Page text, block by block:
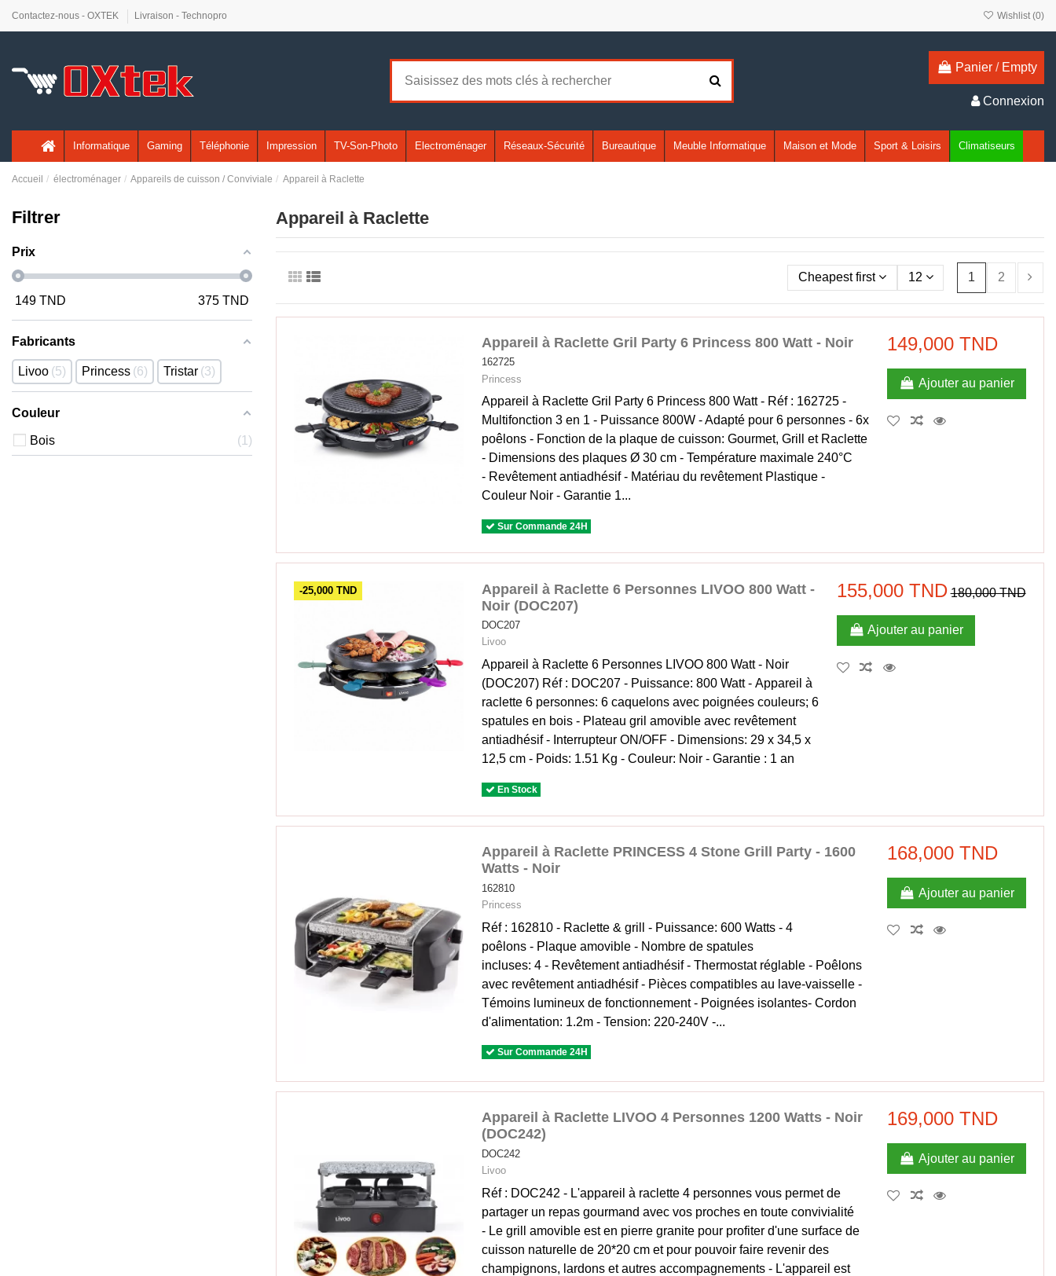
Contactez-nous - OXTEK Livraison - Technopro Wishlist (0)
Panier / Empty
Connexion
Informatique Gaming Téléphonie Impression TV-Son-Photo Electroménager Réseaux-Sécurité Bureautique Meuble Informatique Maison et Mode Sport & Loisirs Climatiseurs
Accueil électroménager Appareils de cuisson / Conviviale Appareil à Raclette
Appareil à Raclette
Cheapest first 12 1 2
Appareil à Raclette Gril Party 6 Princess 800 Watt - Noir
162725
Princess
Appareil à Raclette Gril Party 6 Princess 800 Watt - Réf : 162725 -
Multifonction 3 en 1 - Puissance 800W - Adapté pour 6 personnes - 6x
poêlons - Fonction de la plaque de cuisson: Gourmet, Grill et Raclette
- Dimensions des plaques Ø 30 cm - Température maximale 240°C
- Revêtement antiadhésif - Matériau du revêtement Plastique -
Couleur Noir - Garantie 1...
Sur Commande 24H
149,000 TND
Ajouter au panier
-25,000 TND
Appareil à Raclette 6 Personnes LIVOO 800 Watt -
Noir (DOC207)
DOC207
Livoo
Appareil à Raclette 6 Personnes LIVOO 800 Watt - Noir
(DOC207) Réf : DOC207 - Puissance: 800 Watt - Appareil à
raclette 6 personnes: 6 caquelons avec poignées couleurs; 6
spatules en bois - Plateau gril amovible avec revêtement
antiadhésif - Interrupteur ON/OFF - Dimensions: 29 x 34,5 x
12,5 cm - Poids: 1.51 Kg - Couleur: Noir - Garantie : 1 an
En Stock
155,000 TND 180,000 TND
Ajouter au panier
Appareil à Raclette PRINCESS 4 Stone Grill Party - 1600
Watts - Noir
162810
Princess
Réf : 162810 - Raclette & grill - Puissance: 600 Watts - 4
poêlons - Plaque amovible - Nombre de spatules
incluses: 4 - Revêtement antiadhésif - Thermostat réglable - Poêlons
avec revêtement antiadhésif - Pièces compatibles au lave-vaisselle -
Témoins lumineux de fonctionnement - Poignées isolantes- Cordon
d'alimentation: 1.2m - Tension: 220-240V -...
Sur Commande 24H
168,000 TND
Ajouter au panier
Appareil à Raclette LIVOO 4 Personnes 1200 Watts - Noir
(DOC242)
DOC242
Livoo
Réf : DOC242 - L'appareil à raclette 4 personnes vous permet de
partager un repas gourmand avec vos proches en toute convivialité
- Le grill amovible est en pierre granite pour profiter d'une surface de
cuisson naturelle de 20*20 cm et pour pouvoir faire revenir des
champignons, lardons et autres accompagnements - L'appareil est
169,000 TND
Ajouter au panier
Filtrer
Prix
149 TND 375 TND
Fabricants
Livoo 5 Princess 6 Tristar 3
Couleur
Bois 1